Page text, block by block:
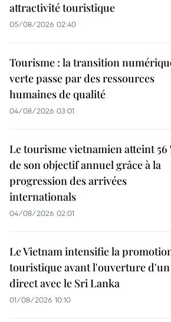
attractivité touristique
05/08/2026 02:40
Tourisme : la transition
verte passe par des ressources
humaines de qualité
04/08/2026 03:01
Le tourisme vietnamien atteint 56
de son objectif annuel grâce à la
progression des arrivées
internationals
04/08/2026 02:01
Le Vietnam intensifie la
touristique avant l'ouverture
direct avec le Sri Lanka
01/08/2026 10:10